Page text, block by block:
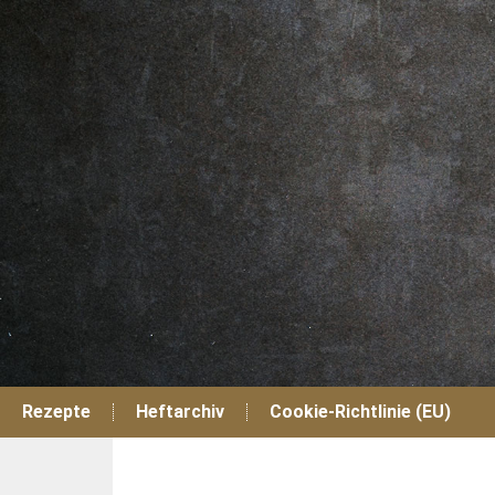
Zum
Inhalt
Rezepte Heftarchiv Cookie-Richtlinie (EU)